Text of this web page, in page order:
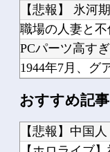
韓国サッカーの
おすすめ記事